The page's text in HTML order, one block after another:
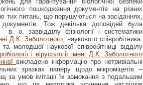
пошкодження документів на різних
тих питань, що порушуються на засіданнях,
Тож декілька доповідей була
о. заввідділу фізіології і систематики
Д.К. Заболотного, наукового співробітника
та молодшої наукової співробітниці відділу
і вірусології імені Д.К. Заболотного
викладено інформацію про нетривіальні
зразках паперу щодо мікроміцетів –
за умов імітації їх замокання з подальшим